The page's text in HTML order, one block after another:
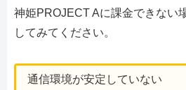
神姫PROJECT Aに課金できない
してみてください。
通信環境が安定していない